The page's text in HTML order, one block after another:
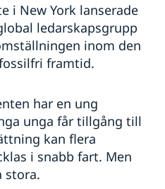
i New York lanserade
ledarskapsgrupp
inom den
framtid.
har en ung
unga får tillgång till
kan flera
i snabb fart. Men
stora.